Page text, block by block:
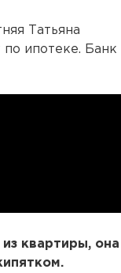
Татьяна
ипотеке. Банк
квартиры, она